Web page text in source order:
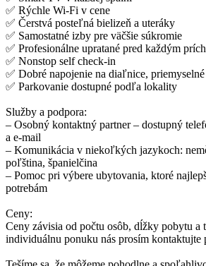
✅ Rýchle Wi-Fi v cene
✅ Čerstvá posteľná bielizeň a uteráky
✅ Samostatné izby pre väčšie súkromie
✅ Profesionálne upratané pred každým
✅ Nonstop self check-in
✅ Dobré napojenie na diaľnice,
✅ Parkovanie dostupné podľa lokality
Služby a podpora:
– Osobný kontaktný partner – dostupný
a e-mail
– Komunikácia v niekoľkých jazykoch:
poľština, španielčina
– Pomoc pri výbere ubytovania, ktoré
potrebám
Ceny:
Ceny závisia od počtu osôb, dĺžky pobytu a
individuálnu ponuku nás prosím kontaktujte